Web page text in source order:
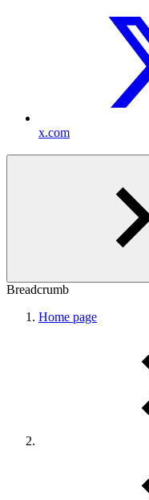
x.com
Breadcrumb
Home page